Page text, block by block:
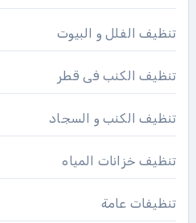
تنظيف الفلل و البيوت
تنظيف الكنب فى قطر
تنظيف الكنب و السجاد
تنظيف خزانات المياه
تنظيفات عامة